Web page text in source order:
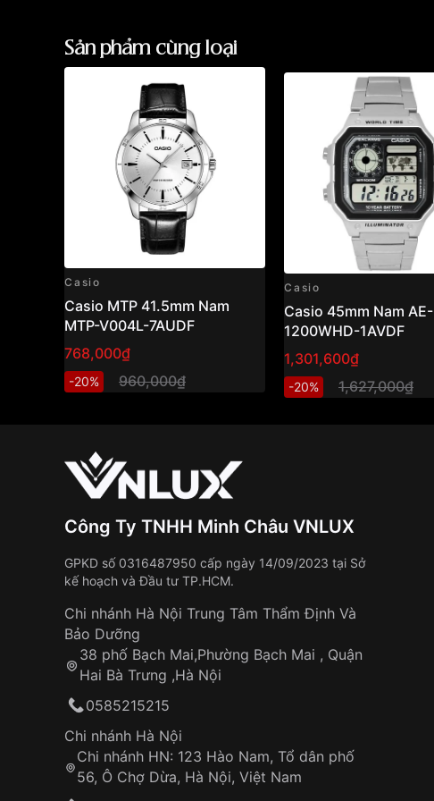
Sản phẩm cùng loại
Casio
Casio MTP 41.5mm Nam
MTP-V004L-7AUDF
768,000₫
-20% 960,000₫
Casio
Casio 45mm Nam AE-
1200WHD-1AVDF
1,301,600₫
-20% 1,627,000₫
Công Ty TNHH Minh Châu VNLUX
GPKD số 0316487950 cấp ngày 14/09/2023 tại Sở
kế hoạch và Đầu tư TP.HCM.
Chi nhánh Hà Nội Trung Tâm Thẩm Định Và
Bảo Dưỡng
38 phố Bạch Mai,Phường Bạch Mai , Quận
Hai Bà Trưng ,Hà Nội
0585215215
Chi nhánh Hà Nội
Chi nhánh HN: 123 Hào Nam, Tổ dân phố
56, Ô Chợ Dừa, Hà Nội, Việt Nam